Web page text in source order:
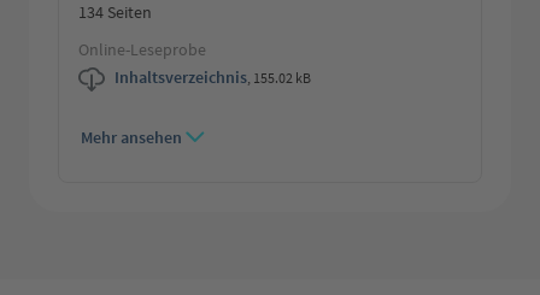
134 Seiten
Online-Leseprobe
Inhaltsverzeichnis, 155.02 kB
Mehr ansehen